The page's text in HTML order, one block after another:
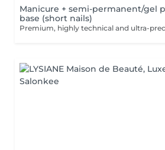
Manicure + semi-permanent/gel
base (short nails)